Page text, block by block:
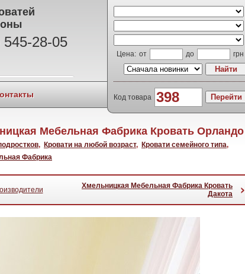
28-05
Цена: от до грн
Код товара
Мебельная Фабрика Кровать Орландо
, Кровати на любой возраст, Кровати семейного типа,
Фабрика
Хмельницкая Мебельная Фабрика Кровать
Дакота
›